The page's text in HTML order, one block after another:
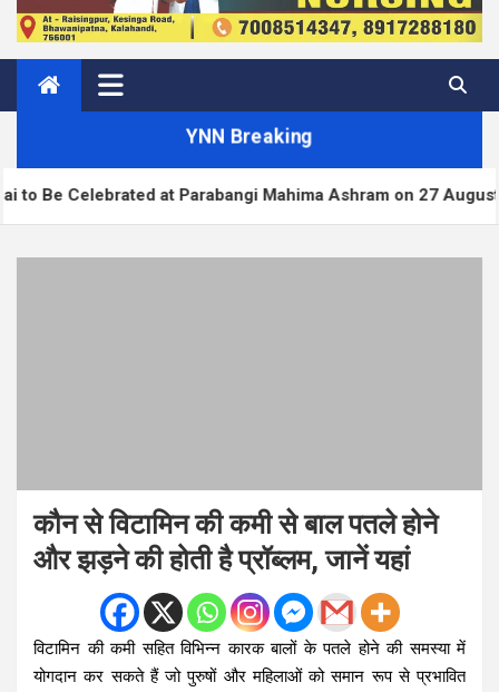
YNN Breaking
at Parabangi Mahima Ashram on 27 August
कौन से विटामिन की कमी से बाल पतले होने
और झड़ने की होती है प्रॉब्लम, जानें यहां
विटामिन की कमी सहित विभिन्न कारक बालों के पतले होने की समस्या में
योगदान कर सकते हैं जो पुरुषों और महिलाओं को समान रूप से प्रभावित